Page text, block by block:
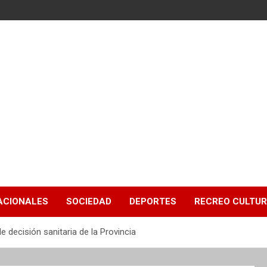
SOCIEDAD DEPORTES RECREO
decisión sanitaria de la Provincia